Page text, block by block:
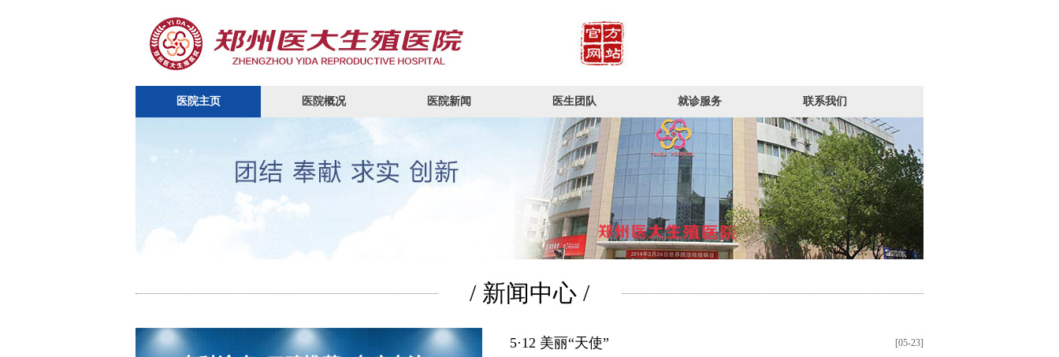
医院主页 医院概况 医院新闻 医生团队 就诊服务 联系我们
/ 新闻中心 /
[05-23]
5·12 美丽“天使”